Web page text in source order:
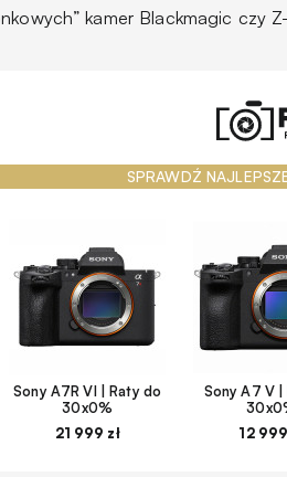
kamer Blackmagic czy
SPRAWDŹ
Sony A7R VI | Raty do
30x0%
21 999 zł
Sony A7 V |
12